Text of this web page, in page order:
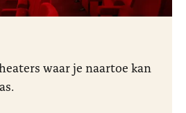
waar je naartoe kan